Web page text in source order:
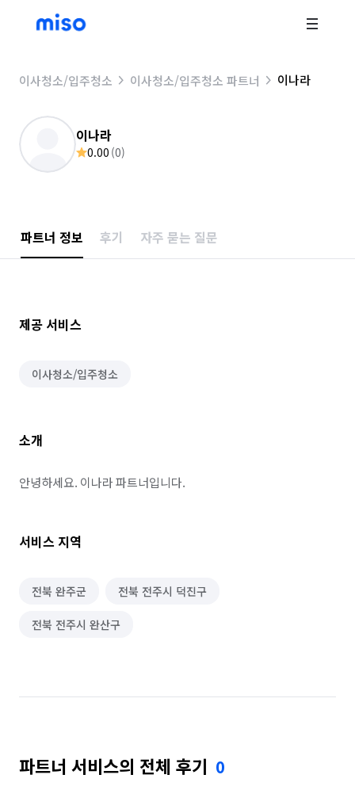
이사청소/입주청소 이사청소/입주청소 파트너 이나라
이나라
0.00 (0)
파트너 정보 후기 자주 묻는 질문
제공 서비스
이사청소/입주청소
소개
안녕하세요. 이나라 파트너입니다.
서비스 지역
전북 완주군 전북 전주시 덕진구
전북 전주시 완산구
파트너 서비스의 전체 후기 0